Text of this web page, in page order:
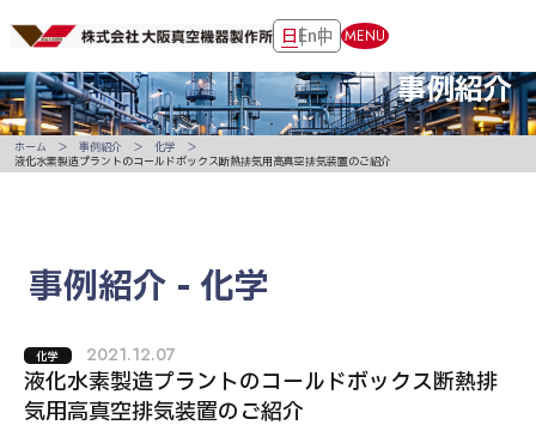
日En中 MENU
事例紹介
事例紹介 - 化学
液化水素製造プラントのコールドボックス断熱排
気用高真空排気装置のご紹介
化学 2021.12.07
ホーム 事例紹介
化学
液化水素製造プラントのコールドボックス断熱排気用高真空排気装置のご紹介